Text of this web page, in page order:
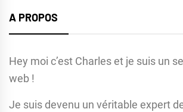
A PROPOS
Hey moi c’est Charles et je suis un
web !
Je suis devenu un véritable expert